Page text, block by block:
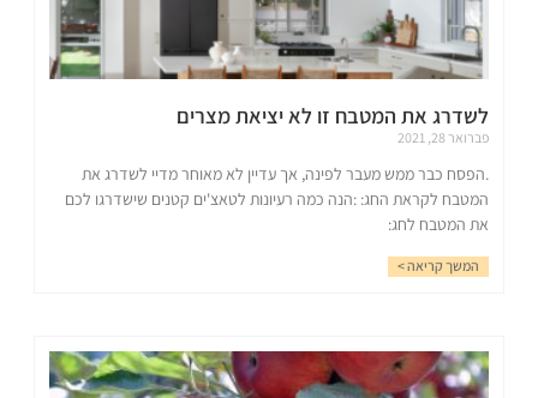
לשדרג את המטבח זו לא יציאת מצרים
פברואר 28, 2021
.הפסח כבר ממש מעבר לפינה, אך עדיין לא מאוחר מדיי לשדרג את
המטבח לקראת החג: :הנה כמה רעיונות לטאצ'ים קטנים שישדרגו לכם
את המטבח לחג:
המשך קריאה >